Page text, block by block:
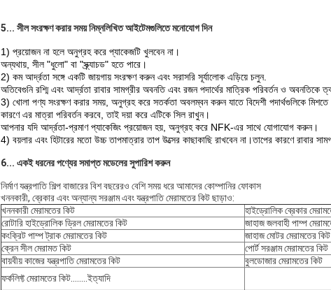
5... সীল সংরক্ষণ করার সময় নিম্নলিখিত আইটেমগুলিতে মনোযোগ দিন
1) প্রয়োজন না হলে অনুগ্রহ করে প্যাকেজটি খুলবেন না।
অন্যথায়, সীল "ধুলো" বা "স্ক্র্যাচড" হতে পারে।
2) কম আর্দ্রতা সঙ্গে একটি জায়গায় সংরক্ষণ করুন এবং সরাসরি সূর্যালোক এড়িয়ে চলুন.
অতিবেগুনি রশ্মি এবং আর্দ্রতা রাবার সামগ্রীর অবনতি এবং রজন পদার্থের মাত্রিক পরিবর্তন ও অবনতিকে
3) খোলা পণ্য সংরক্ষণ করার সময়, অনুগ্রহ করে সতর্কতা অবলম্বন করুন যাতে বিদেশী পদার্থগুলিকে
কারণে এর মাত্রা পরিবর্তন করবে, তাই দয়া করে এটিকে সিল রাখুন।
আপনার যদি আর্দ্রতা-প্রমাণ প্যাকেজিং প্রয়োজন হয়, অনুগ্রহ করে NFK-এর সাথে যোগাযোগ করুন।
4) বয়লার এবং হিটারের মতো উচ্চ তাপমাত্রার তাপ উত্সের কাছাকাছি রাখবেন না।তাপের কারণে রাবার
6... একই ধরনের পণ্যের সমাপ্ত মডেলের সুপারিশ করুন
নির্মাণ যন্ত্রপাতি শিল্প বাজারের বিশ বছরেরও বেশি সময় ধরে আমাদের কোম্পানির ফোকাস
খননকারী, ব্রেকার এবং অন্যান্য সরঞ্জাম এবং যন্ত্রপাতি মেরামতের কিট ছাড়াও:
খননকারী মেরামতের কিট
হাইড্রোলিক ব্রেকার
রোটারি হাইড্রোলিক ড্রিল মেরামতের কিট
জাহাজ জলবাহী পাম্প
কংক্রিট পাম্প ট্রাক মেরামতের কিট
জাহাজ মোটর মেরামতের কিট
ক্রেন সীল মেরামত কিট
পোর্ট সরঞ্জাম মেরামতের কিট
বায়বীয় কাজের যন্ত্রপাতি মেরামতের কিট
বুলডোজার মেরামতের কিট
ফর্কলিফ্ট মেরামতের কিট........ইত্যাদি